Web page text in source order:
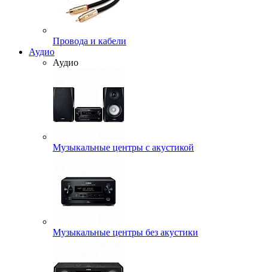
Провода и кабели
Аудио
Аудио
Музыкальные центры с акустикой
Музыкальные центры без акустики